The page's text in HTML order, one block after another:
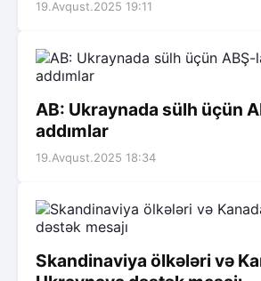
19.Avqust.2025 19:11
AB: Ukraynada sülh üçün
addımlar
19.Avqust.2025 18:34
Skandinaviya ölkələri və